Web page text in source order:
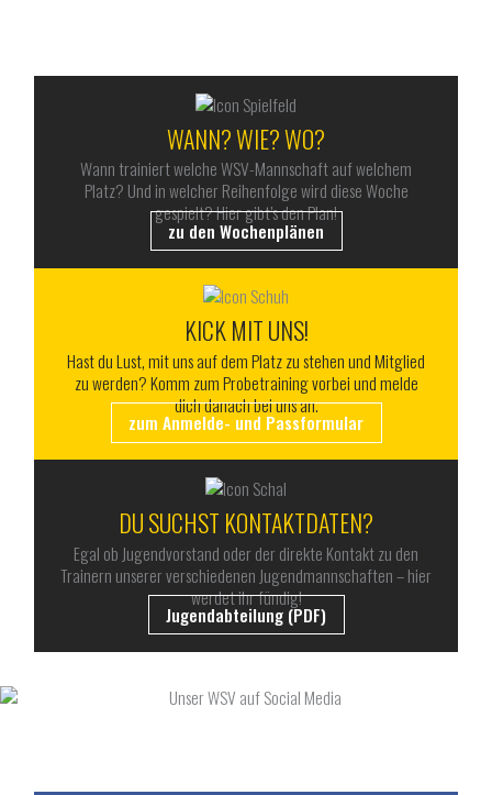
WANN? WIE? WO?
Wann trainiert welche WSV-Mannschaft auf welchem
Platz? Und in welcher Reihenfolge wird diese Woche
gespielt? Hier gibt’s den Plan!
zu den Wochenplänen
KICK MIT UNS!
Hast du Lust, mit uns auf dem Platz zu stehen und Mitglied
zu werden? Komm zum Probetraining vorbei und melde
dich danach bei uns an.
zum Anmelde- und Passformular
DU SUCHST KONTAKTDATEN?
Egal ob Jugendvorstand oder der direkte Kontakt zu den
Trainern unserer verschiedenen Jugendmannschaften – hier
werdet ihr fündig!
Jugendabteilung (PDF)